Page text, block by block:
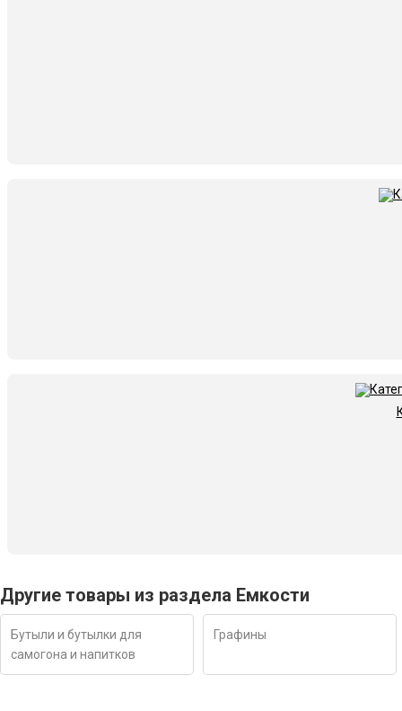
Другие товары из раздела Емкости
Бутыли и бутылки для
самогона и напитков
Графины